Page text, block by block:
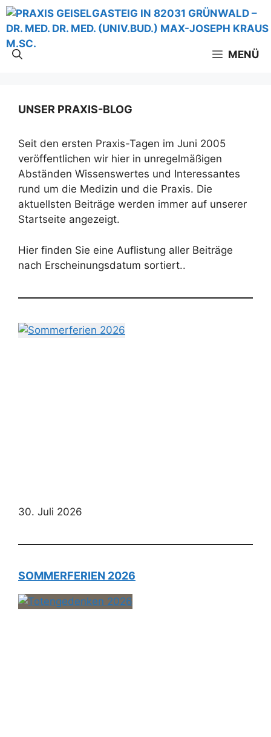
Zum
Inhalt
springen
MENÜ
UNSER PRAXIS-BLOG
Seit den ersten Praxis-Tagen im Juni 2005
veröffentlichen wir hier in unregelmäßigen
Abständen Wissenswertes und Interessantes
rund um die Medizin und die Praxis. Die
aktuellsten Beiträge werden immer auf unserer
Startseite angezeigt.
Hier finden Sie eine Auflistung aller Beiträge
nach Erscheinungsdatum sortiert..
30. Juli 2026
SOMMERFERIEN 2026